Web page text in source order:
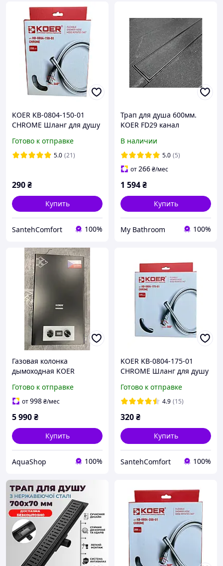
KOER KB-0804-150-01
CHROME Шланг для душу
Готово к отправке
5.0 (21)
290₴
Купить
SantehComfort 100%
Трап для душа 600мм.
KOER FD29 канал
комбинированным
затвором, под плитку
В наличии
5.0 (5)
от 266₴/мес
1 594₴
Купить
My Bathroom 100%
Газовая колонка
дымоходная KOER
батарейках
Готово к отправке
от998₴/мес
5 990₴
Купить
AquaShop 100%
KOER KB-0804-175-01
CHROME Шланг для душу
Готово к отправке
4.9 (15)
320₴
Купить
SantehComfort 100%